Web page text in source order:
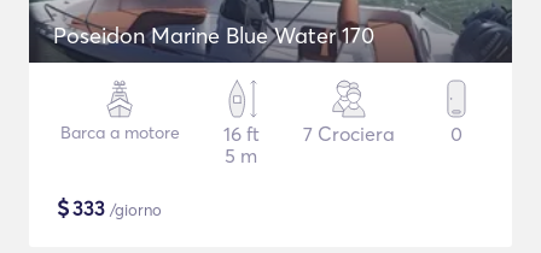
Poseidon Marine Blue Water 170
Barca a motore
16 ft
5 m
7 Crociera 0
$333 /giorno